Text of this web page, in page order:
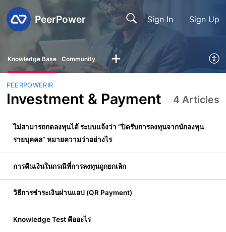
PeerPower Sign In Sign Up
Knowledge Base Community
PEERPOWERIR
Investment & Payment 4 Articles
ไม่สามารถกดลงทุนได้ ระบบแจ้งว่า “ปิดรับการลงทุนจากนักลงทุน
รายบุคคล” หมายความว่าอย่างไร
การคืนเงินในกรณีที่การลงทุนถูกยกเลิก
วิธีการชำระเงินผ่านแอป (QR Payment)
Knowledge Test คืออะไร